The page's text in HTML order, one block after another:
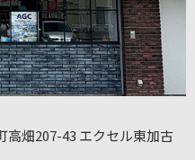
高畑207-43 エクセル東加古